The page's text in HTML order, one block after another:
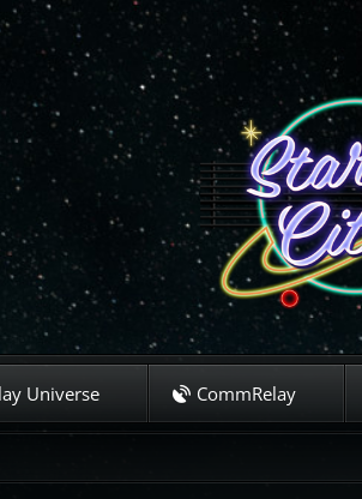
Universe CommRelay